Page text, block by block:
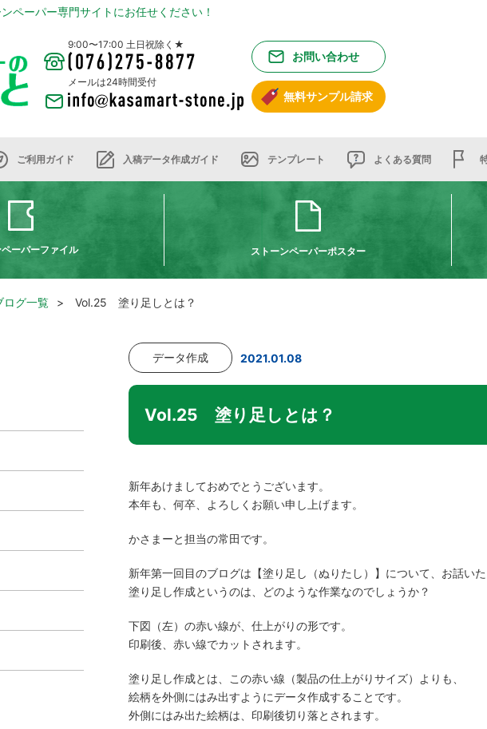
ペーパー専門サイトにお任せください！
9:00〜17:00 土日祝除く★
メールは24時間受付
お問い合わせ
無料サンプル請求
ご利用ガイド 入稿データ作成ガイド テンプレート よくある質問
ーパーファイル ストーンペーパーポスター
ログ一覧 Vol.25 塗り足しとは？
データ作成 2021.01.08
Vol.25 塗り足しとは？
新年あけましておめでとうございます。
本年も、何卒、よろしくお願い申し上げます。
かさまーと担当の常田です。
新年第一回目のブログは【塗り足し（ぬりたし）】について、お話い
塗り足し作成というのは、どのような作業なのでしょうか？
下図（左）の赤い線が、仕上がりの形です。
印刷後、赤い線でカットされます。
塗り足し作成とは、この赤い線（製品の仕上がりサイズ）よりも、
絵柄を外側にはみ出すようにデータ作成することです。
外側にはみ出た絵柄は、印刷後切り落とされます。